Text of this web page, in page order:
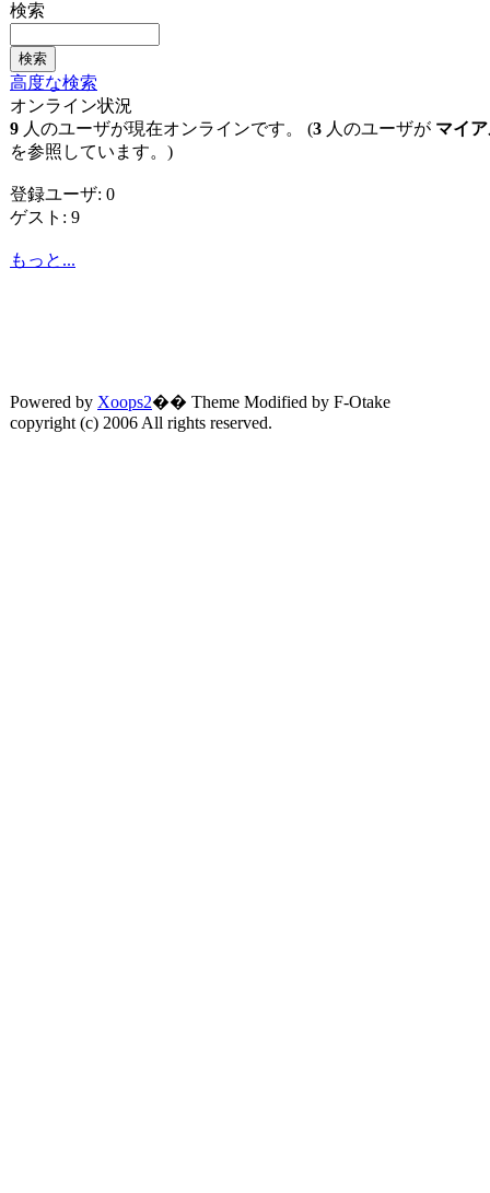
検索
高度な検索
オンライン状況
9 人のユーザが現在オンラインです。 (3 人のユーザが マイ
を参照しています。)
登録ユーザ: 0
ゲスト: 9
もっと...
Powered by Xoops2�� Theme Modified by F-Otake
copyright (c) 2006 All rights reserved.